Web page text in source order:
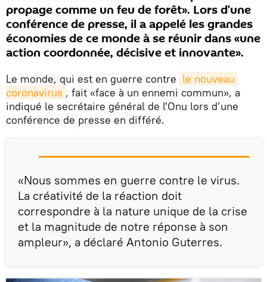
propage comme un feu de forêt». Lors d’une
conférence de presse, il a appelé les grandes
économies de ce monde à se réunir dans «une
action coordonnée, décisive et innovante».
Le monde, qui est en guerre contre le nouveau
coronavirus , fait «face à un ennemi commun», a
indiqué le secrétaire général de l'Onu lors d’une
conférence de presse en différé.
«Nous sommes en guerre contre le virus.
La créativité de la réaction doit
correspondre à la nature unique de la crise
et la magnitude de notre réponse à son
ampleur», a déclaré Antonio Guterres.